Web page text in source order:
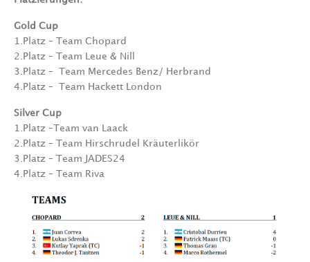
Gold Cup
1.Platz – Team Chopard
2.Platz – Team Leue & Nill
3.Platz – Team Mercedes Benz/ Herbrand
4.Platz – Team Hackett London
Silver Cup
1.Platz –Team van Laack
2.Platz – Team Hirschrudel Kräuterlikör
3.Platz – Team JADES24
4.Platz – Team Riva